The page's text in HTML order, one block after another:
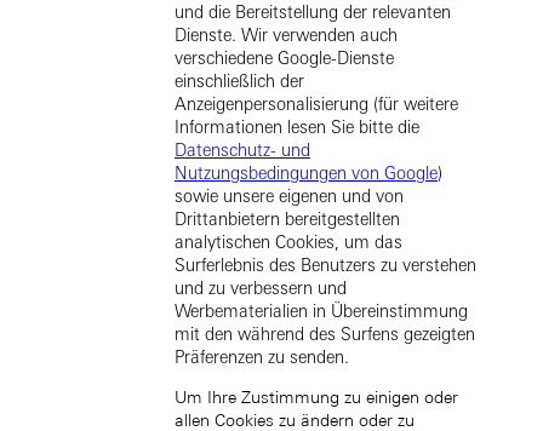
Hong Kong SAR, China (EN)
中国香港特别行政区 (ZH-HANS)
und die Bereitstellung der relevanten
Dienste. Wir verwenden auch
verschiedene Google-Dienste
einschließlich der
Anzeigenpersonalisierung (für weitere
Informationen lesen Sie bitte die
Datenschutz- und
Nutzungsbedingungen von Google)
sowie unsere eigenen und von
Drittanbietern bereitgestellten
analytischen Cookies, um das
Surferlebnis des Benutzers zu verstehen
und zu verbessern und
Werbematerialien in Übereinstimmung
mit den während des Surfens gezeigten
Präferenzen zu senden.
Um Ihre Zustimmung zu einigen oder
allen Cookies zu ändern oder zu